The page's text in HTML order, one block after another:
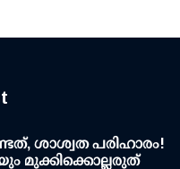
ശാശ്വത പരിഹാരം!
മുക്കിക്കൊല്ലരുത്